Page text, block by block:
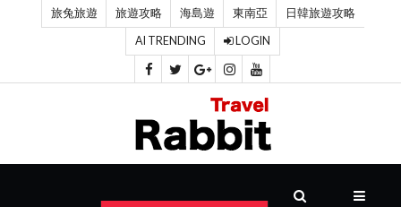
旅兔旅遊 旅遊攻略 海島遊 東南亞 日韓旅遊攻略
AI TRENDING LOGIN